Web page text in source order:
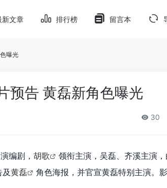
新文章 排行榜 留言本
曝光
预告 黄磊新角色曝光
30
编剧， 胡歌
领衔主演，吴磊、齐溪主演
黄磊
角色海报，并官宣黄磊特别主演。